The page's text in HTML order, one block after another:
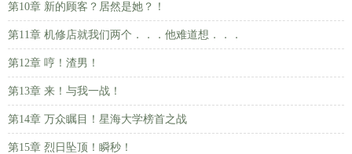
第10章 新的顾客？居然是她？！
第11章 机修店就我们两个．．．他难道想．．．
第12章 哼！渣男！
第13章 来！与我一战！
第14章 万众瞩目！星海大学榜首之战
第15章 烈日坠顶！瞬秒！